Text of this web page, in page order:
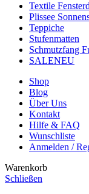
Textile
Plissee
Teppiche
Stufenmatten
Schmutzfang
SALENEU
Shop
Blog
Über Uns
Kontakt
Hilfe & FAQ
Wunschliste
Anmelden /
Warenkorb
Schließen